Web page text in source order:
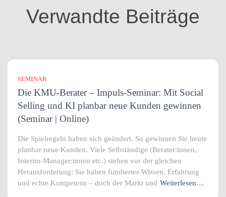
Verwandte Beiträge
SEMINAR
Die KMU-Berater – Impuls-Seminar: Mit Social
Selling und KI planbar neue Kunden gewinnen
(Seminar | Online)
Die Spielregeln haben sich geändert. So gewinnen Sie heute
planbar neue Kunden. Viele Selbständige (Berater:innen,
Interim-Manager:innen etc.) stehen vor der gleichen
Herausforderung: Sie haben fundiertes Wissen, Erfahrung
und echte Kompetenz – doch der Markt und Weiterlesen…